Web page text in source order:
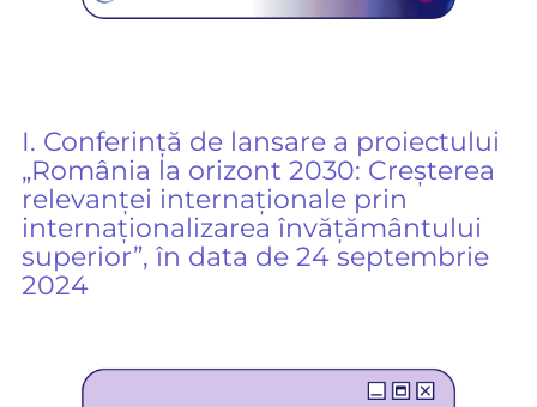
I. Conferință de lansare a proiectului
„România la orizont 2030: Creșterea
relevanței internaționale prin
internaționalizarea învățământului
superior”, în data de 24 septembrie
2024